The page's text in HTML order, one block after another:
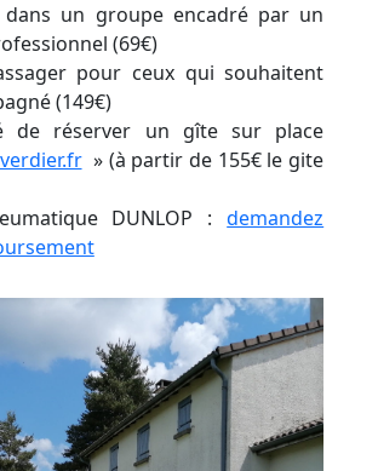
dans un groupe encadré par un
(69€)
pour ceux qui souhaitent
(149€)
de réserver un gîte sur place
» (à partir de 155€ le gite
DUNLOP :demandez